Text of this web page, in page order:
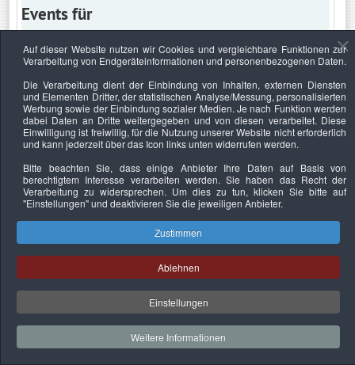
Events für
Keine Termine
Datenschutzerklärung Urheberrechtsnachweise Nachhaltigkeit
Copyright © 2026. Bundesverband Deutscher
Sachverständiger und Fachgutachter e.V..
Auf dieser Website nutzen wir Cookies und vergleichbare Funktionen zur
Verarbeitung von Endgeräteinformationen und personenbezogenen Daten.
Die Verarbeitung dient der Einbindung von Inhalten, externen Diensten
und Elementen Dritter, der statistischen Analyse/Messung, personalisierten
Werbung sowie der Einbindung sozialer Medien. Je nach Funktion werden
dabei Daten an Dritte weitergegeben und von diesen verarbeitet. Diese
Einwilligung ist freiwillig, für die Nutzung unserer Website nicht erforderlich
und kann jederzeit über das Icon links unten widerrufen werden.
Bitte beachten Sie, dass einige Anbieter Ihre Daten auf Basis von
berechtigtem Interesse verarbeiten werden. Sie haben das Recht der
Verarbeitung zu widersprechen. Um dies zu tun, klicken Sie bitte auf
"Einstellungen"und deaktivieren Sie die jeweiligen Anbieter.
Zustimmen
Ablehnen
Einstellungen
Weitere Informationen